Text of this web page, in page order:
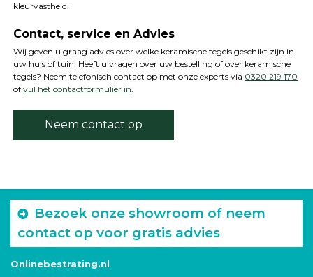
kleurvastheid.
Contact, service en Advies
Wij geven u graag advies over welke keramische tegels geschikt zijn in
uw huis of tuin. Heeft u vragen over uw bestelling of over keramische
tegels? Neem telefonisch contact op met onze experts via 0320 219 170
of vul het contactformulier in.
Neem contact op
Bezoek onze showroom of neem
contact op voor gratis advies
Onlinebestrating.nl